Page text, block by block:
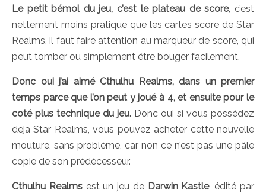
Le petit bémol du jeu, c’est le plateau de score, c’est
nettement moins pratique que les cartes score de Star
Realms, il faut faire attention au marqueur de score, qui
peut tomber ou simplement être bouger facilement.
Donc oui j’ai aimé Cthulhu Realms, dans un premier
temps parce que l’on peut y joué à 4, et ensuite pour le
coté plus technique du jeu. Donc oui si vous possédez
deja Star Realms, vous pouvez acheter cette nouvelle
mouture, sans problème, car non ce n’est pas une pâle
copie de son prédécesseur.
Cthulhu Realmsest un jeu de Darwin Kastle, édité par